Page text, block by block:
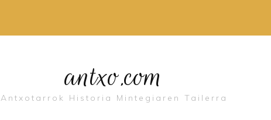
antxo.com
Antxotarrok Historia Mintegiaren Tailerra